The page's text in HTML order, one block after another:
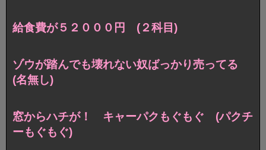
給食費が５２０００円 (２科目)
ゾウが踏んでも壊れない奴ばっかり売ってる
(名無し)
窓からハチが！ キャーパクもぐもぐ (パクチ
ーもぐもぐ)